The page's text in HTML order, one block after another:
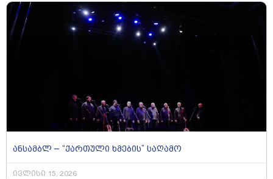
ანსამბლ – “ქართული ხმების” საღამო
ივლისი 15, 2026